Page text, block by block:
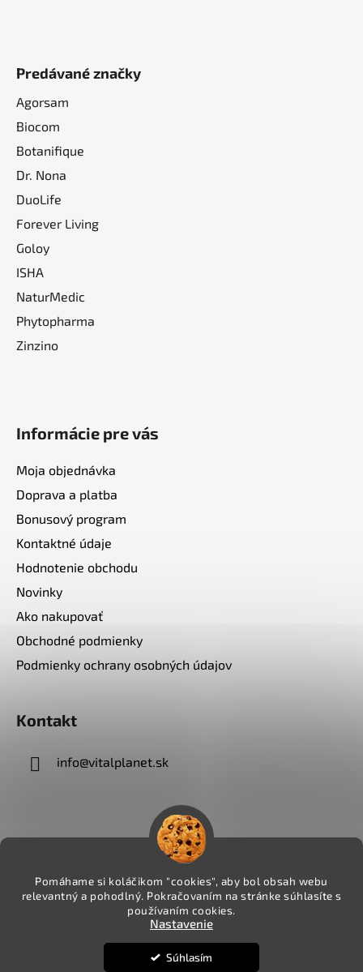
Pomáhame si koláčikom "cookies", aby bol obsah webu
relevantný a pohodlný. Pokračovaním na stránke súhlasíte s
používaním cookies.
Nastavenie
Súhlasím
Predávané značky
Agorsam
Biocom
Botanifique
Dr. Nona
DuoLife
Forever Living
Goloy
ISHA
NaturMedic
Phytopharma
Zinzino
Informácie pre vás
Moja objednávka
Doprava a platba
Bonusový program
Kontaktné údaje
Hodnotenie obchodu
Novinky
Ako nakupovať
Obchodné podmienky
Podmienky ochrany osobných údajov
Kontakt
info@vitalplanet.sk
Vytvoril Shoptet